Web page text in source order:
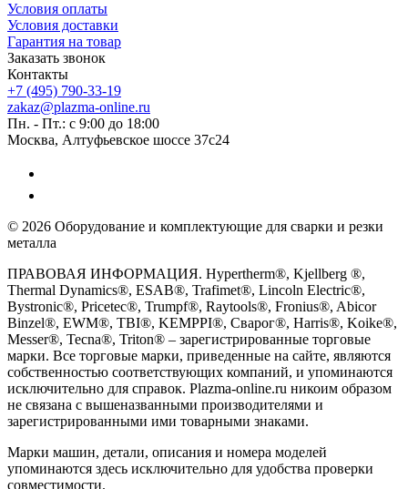
Условия оплаты
Условия доставки
Гарантия на товар
Заказать звонок
Контакты
+7 (495) 790-33-19
zakaz@plazma-online.ru
Пн. - Пт.: с 9:00 до 18:00
Москва, Алтуфьевское шоссе 37с24
© 2026 Оборудование и комплектующие для сварки и резки
металла
ПРАВОВАЯ ИНФОРМАЦИЯ. Hypertherm®, Kjellberg ®,
Thermal Dynamics®, ESAB®, Trafimet®, Lincoln Electric®,
Bystronic®, Pricetec®, Trumpf®, Raytools®, Fronius®, Abicor
Binzel®, EWM®, TBI®, KEMPPI®, Сварог®, Harris®, Koike®,
Messer®, Tecna®, Triton® – зарегистрированные торговые
марки. Все торговые марки, приведенные на сайте, являются
собственностью соответствующих компаний, и упоминаются
исключительно для справок. Plazma-online.ru никоим образом
не связана с вышеназванными производителями и
зарегистрированными ими товарными знаками.
Марки машин, детали, описания и номера моделей
упоминаются здесь исключительно для удобства проверки
совместимости.